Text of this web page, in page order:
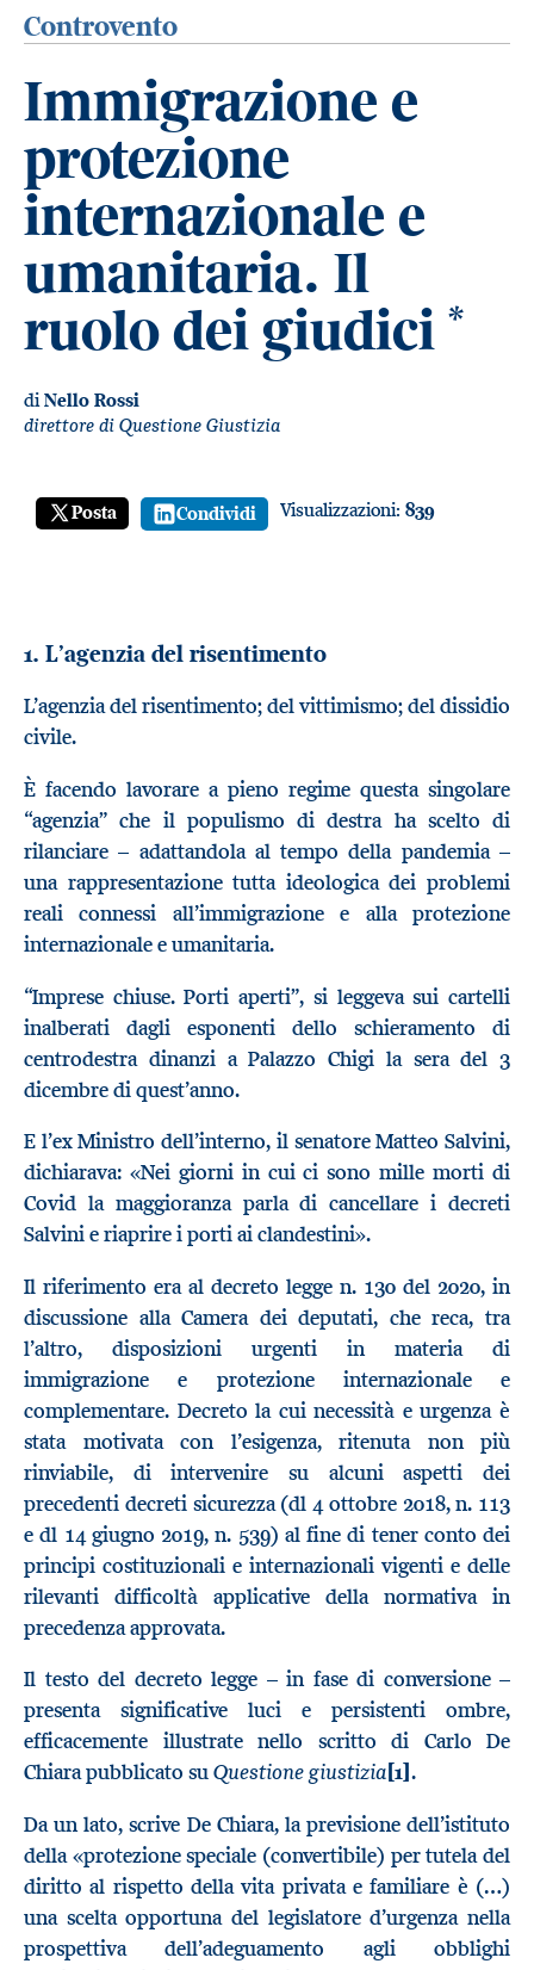
Controvento
Immigrazione e
protezione
internazionale e
umanitaria. Il
ruolo dei giudici *
diNello Rossi
direttore di Questione Giustizia
Posta Condividi Visualizzazioni: 839
1. L’agenzia del risentimento
L’agenzia del risentimento; del vittimismo; del dissidio
civile.
È facendo lavorare a pieno regime questa singolare
“agenzia” che il populismo di destra ha scelto di
rilanciare – adattandola al tempo della pandemia –
una rappresentazione tutta ideologica dei problemi
reali connessi all’immigrazione e alla protezione
internazionale e umanitaria.
“Imprese chiuse. Porti aperti”, si leggeva sui cartelli
inalberati dagli esponenti dello schieramento di
centrodestra dinanzi a Palazzo Chigi la sera del 3
dicembre di quest’anno.
E l’ex Ministro dell’interno, il senatore Matteo Salvini,
dichiarava: «Nei giorni in cui ci sono mille morti di
Covid la maggioranza parla di cancellare i decreti
Salvini e riaprire i porti ai clandestini».
Il riferimento era al decreto legge n. 130 del 2020, in
discussione alla Camera dei deputati, che reca, tra
l’altro, disposizioni urgenti in materia di
immigrazione e protezione internazionale e
complementare. Decreto la cui necessità e urgenza è
stata motivata con l’esigenza, ritenuta non più
rinviabile, di intervenire su alcuni aspetti dei
precedenti decreti sicurezza (dl 4 ottobre 2018, n. 113
e dl 14 giugno 2019, n. 539) al fine di tener conto dei
principi costituzionali e internazionali vigenti e delle
rilevanti difficoltà applicative della normativa in
precedenza approvata.
Il testo del decreto legge – in fase di conversione –
presenta significative luci e persistenti ombre,
efficacemente illustrate nello scritto di Carlo De
Chiara pubblicato suQuestione giustizia[1].
Da un lato, scrive De Chiara, la previsione dell’istituto
della «protezione speciale (convertibile) per tutela del
diritto al rispetto della vita privata e familiare è (…)
una scelta opportuna del legislatore d’urgenza nella
prospettiva dell’adeguamento agli obblighi